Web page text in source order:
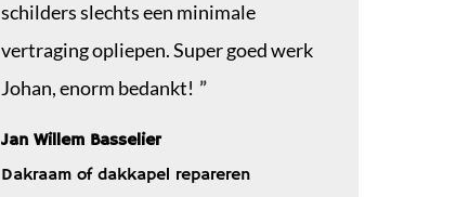
schilders slechts een minimale
vertraging opliepen. Super goed werk
Johan, enorm bedankt!
Jan Willem Basselier
Dakraam of dakkapel repareren